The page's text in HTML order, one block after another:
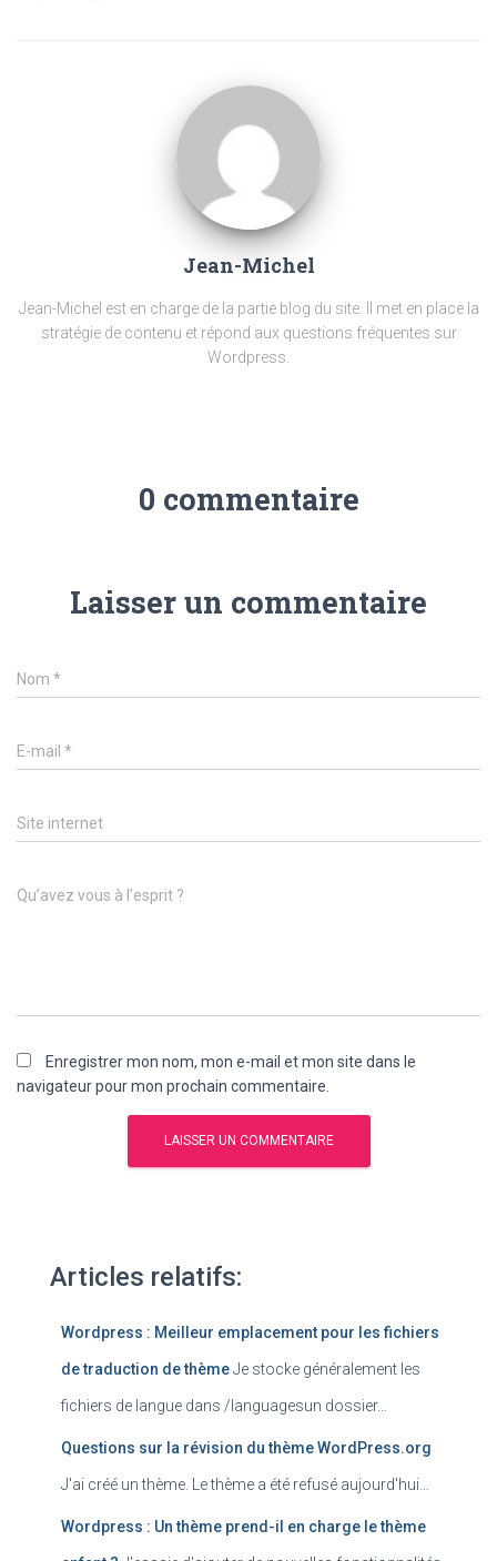
Jean-Michel
Jean-Michel est en charge de la partie blog du site. Il met en place la
stratégie de contenu et répond aux questions fréquentes sur
Wordpress.
0 commentaire
Laisser un commentaire
Nom *
E-mail *
Site internet
Qu’avez vous à l’esprit ?
Enregistrer mon nom, mon e-mail et mon site dans le
navigateur pour mon prochain commentaire.
Articles relatifs:
Wordpress : Meilleur emplacement pour les fichiers
de traduction de thèmeJe stocke généralement les
fichiers de langue dans /languagesun dossier…
Questions sur la révision du thème WordPress.org
J'ai créé un thème. Le thème a été refusé aujourd'hui…
Wordpress : Un thème prend-il en charge le thème